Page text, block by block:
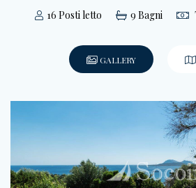
16 Posti letto 9 Bagni
GALLERY